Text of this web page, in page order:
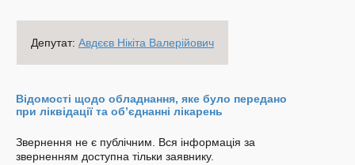
Депутат: Авдєєв Нікіта Валерійович
Відомості щодо обладнання, яке було передано
при ліквідації та об’єднанні лікарень
Звернення не є публічним. Вся інформація за
зверненням доступна тільки заявнику.